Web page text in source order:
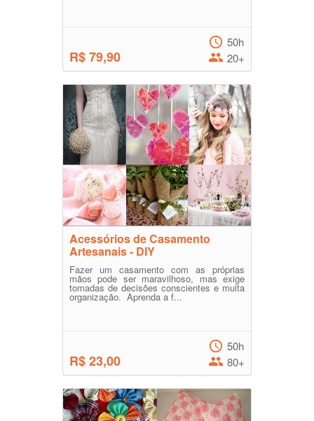
R$ 79,90
50h
20+
Acessórios de Casamento
Artesanais - DIY
Fazer um casamento com as próprias
mãos pode ser maravilhoso, mas exige
tomadas de decisões conscientes e muita
organização. Aprenda a f...
R$ 23,00
50h
80+